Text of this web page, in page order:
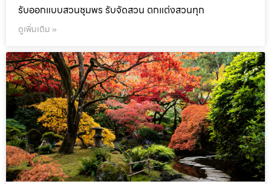
รับออกแบบสวนชุมพร รับจัดสวน ตกแต่งสวนทุก
ดูเพิ่มเติม »